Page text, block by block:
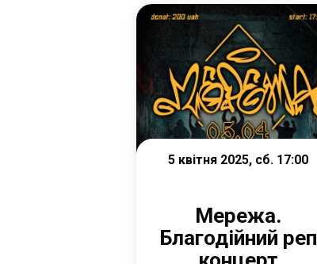
5 квітня 2025, сб. 17:00
Мережа.
Благодійний реп